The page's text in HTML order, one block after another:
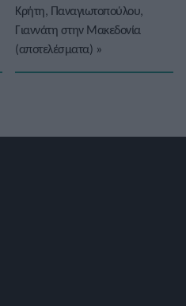
Κρήτη, Παναγιωτοπούλου,
Γιαννάτη στην Μακεδονία
(αποτελέσματα) »